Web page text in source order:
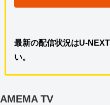
最新の配信状況はU-
い。
AMEMA TV